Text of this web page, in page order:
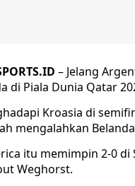
– Jelang
di Piala Dunia Qatar
Kroasia di
mengalahkan
itu memimpin 2-0
Weghorst.